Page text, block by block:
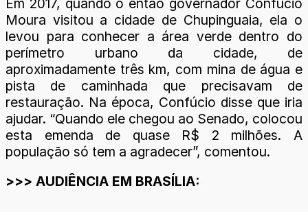
Em 2017, quando o então governador Confúcio
Moura visitou a cidade de Chupinguaia, ela o
levou para conhecer a área verde dentro do
perímetro urbano da cidade, de
aproximadamente três km, com mina de água e
pista de caminhada que precisavam de
restauração. Na época, Confúcio disse que iria
ajudar. “Quando ele chegou ao Senado, colocou
esta emenda de quase R$ 2 milhões. A
população só tem a agradecer”, comentou.
>>> AUDIÊNCIA EM BRASÍLIA: